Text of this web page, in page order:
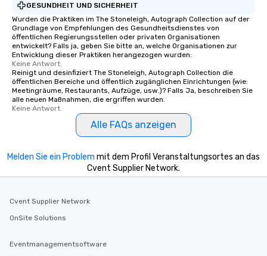
GESUNDHEIT UND SICHERHEIT
Wurden die Praktiken im The Stoneleigh, Autograph Collection auf der
Grundlage von Empfehlungen des Gesundheitsdienstes von
öffentlichen Regierungsstellen oder privaten Organisationen
entwickelt? Falls ja, geben Sie bitte an, welche Organisationen zur
Entwicklung dieser Praktiken herangezogen wurden:
Keine Antwort.
Reinigt und desinfiziert The Stoneleigh, Autograph Collection die
öffentlichen Bereiche und öffentlich zugänglichen Einrichtungen (wie:
Meetingräume, Restaurants, Aufzüge, usw.)? Falls Ja, beschreiben Sie
alle neuen Maßnahmen, die ergriffen wurden.
Keine Antwort.
Alle FAQs anzeigen
Melden Sie ein Problem mit dem Profil Veranstaltungsortes an das
Cvent Supplier Network.
Cvent Supplier Network
OnSite Solutions
Eventmanagementsoftware